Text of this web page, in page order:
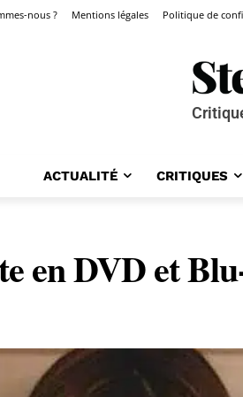
nous ? Mentions légales Politique de
ACTUALITÉ CRITIQUES
en DVD et